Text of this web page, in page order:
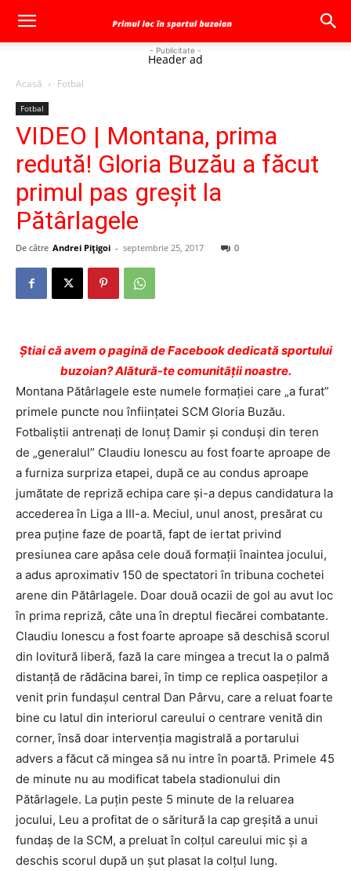
- Publicitate -
Header ad
Acasă Fotbal
Fotbal
VIDEO | Montana, prima
redută! Gloria Buzău a făcut
primul pas greşit la
Pătârlagele
De către Andrei Pițigoi - septembrie 25, 2017 0
Ştiai că avem o pagină de Facebook dedicată sportului
buzoian? Alătură-te comunității noastre.
Montana Pătârlagele este numele formaţiei care „a furat”
primele puncte nou înfiinţatei SCM Gloria Buzău.
Fotbaliştii antrenaţi de Ionuţ Damir şi conduşi din teren
de „generalul” Claudiu Ionescu au fost foarte aproape de
a furniza surpriza etapei, după ce au condus aproape
jumătate de repriză echipa care şi-a depus candidatura la
accederea în Liga a III-a. Meciul, unul anost, presărat cu
prea puţine faze de poartă, fapt de iertat privind
presiunea care apăsa cele două formaţii înaintea jocului,
a adus aproximativ 150 de spectatori în tribuna cochetei
arene din Pătârlagele. Doar două ocazii de gol au avut loc
în prima repriză, câte una în dreptul fiecărei combatante.
Claudiu Ionescu a fost foarte aproape să deschisă scorul
din lovitură liberă, fază la care mingea a trecut la o palmă
distanţă de rădăcina barei, în timp ce replica oaspeţilor a
venit prin fundaşul central Dan Pârvu, care a reluat foarte
bine cu latul din interiorul careului o centrare venită din
corner, însă doar intervenţia magistrală a portarului
advers a făcut că mingea să nu intre în poartă. Primele 45
de minute nu au modificat tabela stadionului din
Pătârlagele. La puţin peste 5 minute de la reluarea
jocului, Leu a profitat de o săritură la cap greşită a unui
fundaş de la SCM, a preluat în colţul careului mic şi a
deschis scorul după un şut plasat la colţul lung.